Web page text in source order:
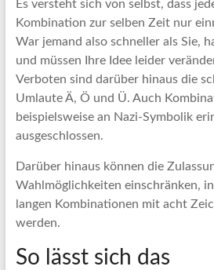
Es versteht sich von selbst, dass
Kombination zur selben Zeit nur
War jemand also schneller als Sie,
und müssen Ihre Idee leider
Verboten sind darüber hinaus die
Umlaute Ä, Ö und Ü. Auch
beispielsweise an Nazi-Symbolik
ausgeschlossen.
Darüber hinaus können die
Wahlmöglichkeiten einschränken,
langen Kombinationen mit acht
werden.
So lässt sich das